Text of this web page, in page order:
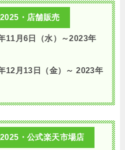
・店舗販売
11月6日（水）～2023年
12月13日（金）～ 2023年
・公式楽天市場店